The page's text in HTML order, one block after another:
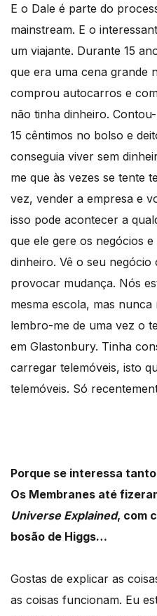
E o Dale é parte do
mainstream. E o
um viajante. Durante 15
que era uma cena grande
comprou autocarros e
não tinha dinheiro.
15 cêntimos no bolso e
conseguia viver sem
me que às vezes se tente
vez, vender a empresa e
isso pode acontecer a
que ele gere os negócios
dinheiro. Vê o seu
provocar mudança. Nós
mesma escola, mas
lembro-me de uma vez o
em Glastonbury. Tinha
carregar telemóveis, isto
telemóveis. Só
Porque se interessa
Os Membranes até
Universe Explained, com
bosão de Higgs…
Gostas de explicar as
as coisas funcionam. Eu